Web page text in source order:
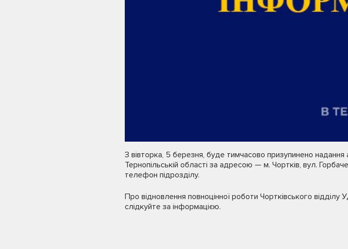
З вівторка, 5 березня, буде тимчасово призупинено надання
Тернопільській області за адресою — м. Чортків, вул.
телефон підрозділу.
Про відновлення повноцінної роботи Чортківського
слідкуйте за інформацією.